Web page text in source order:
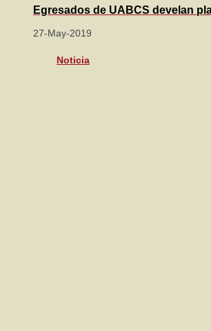
Egresados de UABCS develan
27-May-2019
Noticia